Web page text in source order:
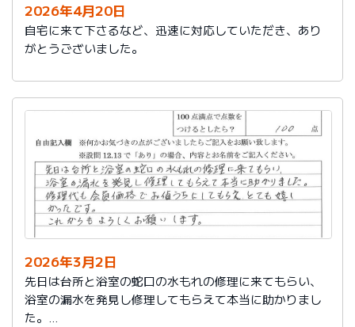
2026年4月20日
自宅に来て下さるなど、迅速に対応していただき、あり
がとうございました。
2026年3月2日
先日は台所と浴室の蛇口の水もれの修理に来てもらい、
浴室の漏水を発見し修理してもらえて本当に助かりまし
た。